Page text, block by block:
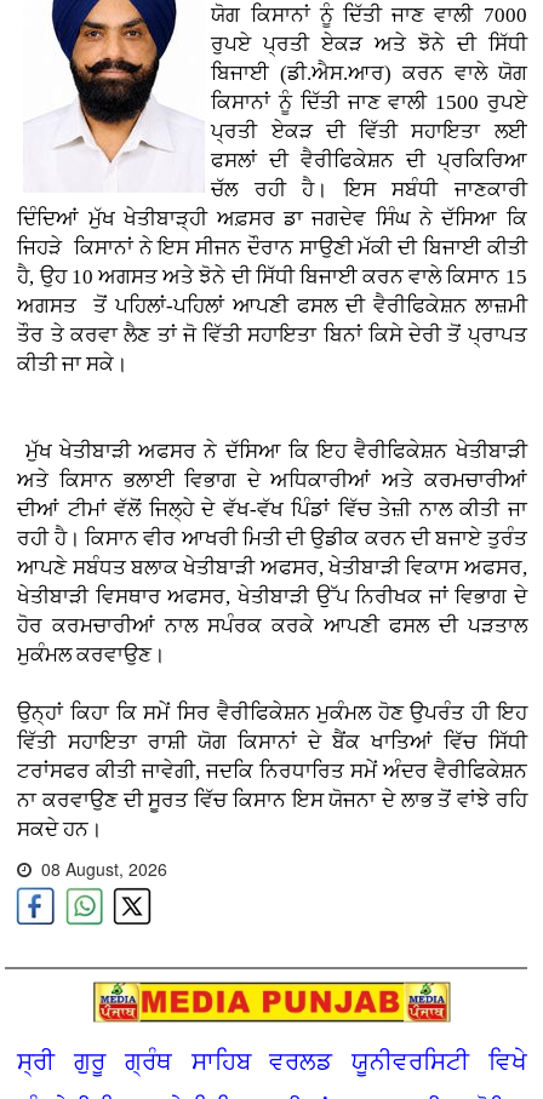
ਯੋਗ ਕਿਸਾਨਾਂ ਨੂੰ ਦਿੱਤੀ ਜਾਣ ਵਾਲੀ 7000
ਰੁਪਏ ਪ੍ਰਤੀ ਏਕੜ ਅਤੇ ਝੋਨੇ ਦੀ ਸਿੱਧੀ
ਬਿਜਾਈ (ਡੀ.ਐਸ.ਆਰ) ਕਰਨ ਵਾਲੇ ਯੋਗ
ਕਿਸਾਨਾਂ ਨੂੰ ਦਿੱਤੀ ਜਾਣ ਵਾਲੀ 1500 ਰੁਪਏ
ਪ੍ਰਤੀ ਏਕੜ ਦੀ ਵਿੱਤੀ ਸਹਾਇਤਾ ਲਈ
ਫਸਲਾਂ ਦੀ ਵੈਰੀਫਿਕੇਸ਼ਨ ਦੀ ਪ੍ਰਕਿਰਿਆ
ਚੱਲ ਰਹੀ ਹੈ। ਇਸ ਸਬੰਧੀ ਜਾਣਕਾਰੀ
ਦਿੰਦਿਆਂ ਮੁੱਖ ਖੇਤੀਬਾੜ੍ਹੀ ਅਫ਼ਸਰ ਡਾ ਜਗਦੇਵ ਸਿੰਘ ਨੇ ਦੱਸਿਆ ਕਿ
ਜਿਹੜੇ ਕਿਸਾਨਾਂ ਨੇ ਇਸ ਸੀਜਨ ਦੌਰਾਨ ਸਾਉਣੀ ਮੱਕੀ ਦੀ ਬਿਜਾਈ ਕੀਤੀ
ਹੈ, ਉਹ 10 ਅਗਸਤ ਅਤੇ ਝੋਨੇ ਦੀ ਸਿੱਧੀ ਬਿਜਾਈ ਕਰਨ ਵਾਲੇ ਕਿਸਾਨ 15
ਅਗਸਤ ਤੋਂ ਪਹਿਲਾਂ-ਪਹਿਲਾਂ ਆਪਣੀ ਫਸਲ ਦੀ ਵੈਰੀਫਿਕੇਸ਼ਨ ਲਾਜ਼ਮੀ
ਤੌਰ ਤੇ ਕਰਵਾ ਲੈਣ ਤਾਂ ਜੋ ਵਿੱਤੀ ਸਹਾਇਤਾ ਬਿਨਾਂ ਕਿਸੇ ਦੇਰੀ ਤੋਂ ਪ੍ਰਾਪਤ
ਕੀਤੀ ਜਾ ਸਕੇ।
ਮੁੱਖ ਖੇਤੀਬਾੜੀ ਅਫਸਰ ਨੇ ਦੱਸਿਆ ਕਿ ਇਹ ਵੈਰੀਫਿਕੇਸ਼ਨ ਖੇਤੀਬਾੜੀ
ਅਤੇ ਕਿਸਾਨ ਭਲਾਈ ਵਿਭਾਗ ਦੇ ਅਧਿਕਾਰੀਆਂ ਅਤੇ ਕਰਮਚਾਰੀਆਂ
ਦੀਆਂ ਟੀਮਾਂ ਵੱਲੋਂ ਜਿਲ੍ਹੇ ਦੇ ਵੱਖ-ਵੱਖ ਪਿੰਡਾਂ ਵਿੱਚ ਤੇਜ਼ੀ ਨਾਲ ਕੀਤੀ ਜਾ
ਰਹੀ ਹੈ। ਕਿਸਾਨ ਵੀਰ ਆਖਰੀ ਮਿਤੀ ਦੀ ਉਡੀਕ ਕਰਨ ਦੀ ਬਜਾਏ ਤੁਰੰਤ
ਆਪਣੇ ਸਬੰਧਤ ਬਲਾਕ ਖੇਤੀਬਾੜੀ ਅਫਸਰ, ਖੇਤੀਬਾੜੀ ਵਿਕਾਸ ਅਫਸਰ,
ਖੇਤੀਬਾੜੀ ਵਿਸਥਾਰ ਅਫਸਰ, ਖੇਤੀਬਾੜੀ ਉੱਪ ਨਿਰੀਖਕ ਜਾਂ ਵਿਭਾਗ ਦੇ
ਹੋਰ ਕਰਮਚਾਰੀਆਂ ਨਾਲ ਸਪੰਰਕ ਕਰਕੇ ਆਪਣੀ ਫਸਲ ਦੀ ਪੜਤਾਲ
ਮੁਕੰਮਲ ਕਰਵਾਉਣ।
ਉਨ੍ਹਾਂ ਕਿਹਾ ਕਿ ਸਮੇਂ ਸਿਰ ਵੈਰੀਫਿਕੇਸ਼ਨ ਮੁਕੰਮਲ ਹੋਣ ਉਪਰੰਤ ਹੀ ਇਹ
ਵਿੱਤੀ ਸਹਾਇਤਾ ਰਾਸ਼ੀ ਯੋਗ ਕਿਸਾਨਾਂ ਦੇ ਬੈਂਕ ਖਾਤਿਆਂ ਵਿੱਚ ਸਿੱਧੀ
ਟਰਾਂਸਫਰ ਕੀਤੀ ਜਾਵੇਗੀ, ਜਦਕਿ ਨਿਰਧਾਰਿਤ ਸਮੇਂ ਅੰਦਰ ਵੈਰੀਫਿਕੇਸ਼ਨ
ਨਾ ਕਰਵਾਉਣ ਦੀ ਸੂਰਤ ਵਿੱਚ ਕਿਸਾਨ ਇਸ ਯੋਜਨਾ ਦੇ ਲਾਭ ਤੋਂ ਵਾਂਝੇ ਰਹਿ
ਸਕਦੇ ਹਨ।
08 August, 2026
ਸ੍ਰੀ ਗੁਰੂ ਗ੍ਰੰਥ ਸਾਹਿਬ ਵਰਲਡ ਯੂਨੀਵਰਸਿਟੀ ਵਿਖੇ